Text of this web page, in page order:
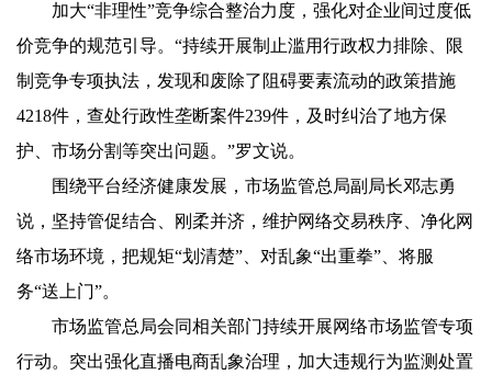
加大“非理性”竞争综合整治力度，强化对企业间过度低
价竞争的规范引导。“持续开展制止滥用行政权力排除、限
制竞争专项执法，发现和废除了阻碍要素流动的政策措施
4218件，查处行政性垄断案件239件，及时纠治了地方保
护、市场分割等突出问题。”罗文说。
围绕平台经济健康发展，市场监管总局副局长邓志勇
说，坚持管促结合、刚柔并济，维护网络交易秩序、净化网
络市场环境，把规矩“划清楚”、对乱象“出重拳”、将服
务“送上门”。
市场监管总局会同相关部门持续开展网络市场监管专项
行动。突出强化直播电商乱象治理，加大违规行为监测处置